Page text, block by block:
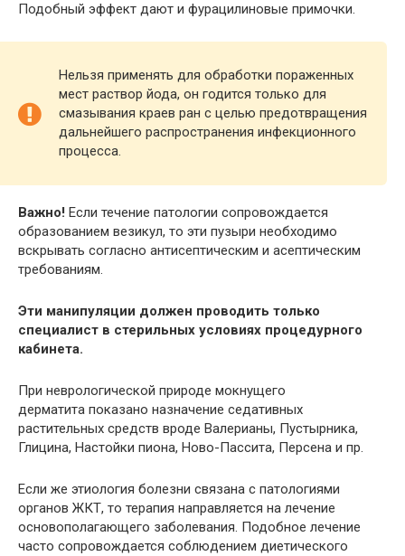
Подобный эффект дают и фурацилиновые примочки.
Нельзя применять для обработки пораженных
мест раствор йода, он годится только для
смазывания краев ран с целью предотвращения
дальнейшего распространения инфекционного
процесса.
Важно! Если течение патологии сопровождается
образованием везикул, то эти пузыри необходимо
вскрывать согласно антисептическим и асептическим
требованиям.
Эти манипуляции должен проводить только
специалист в стерильных условиях процедурного
кабинета.
При неврологической природе мокнущего
дерматита показано назначение седативных
растительных средств вроде Валерианы, Пустырника,
Глицина, Настойки пиона, Ново-Пассита, Персена и пр.
Если же этиология болезни связана с патологиями
органов ЖКТ, то терапия направляется на лечение
основополагающего заболевания. Подобное лечение
часто сопровождается соблюдением диетического